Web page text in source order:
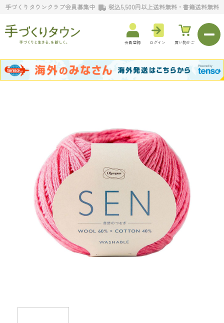
手づくりタウンクラブ会員募集中 税込5,500円以上送料無料・書籍送料無料
会員登録 ログイン 買い物かご